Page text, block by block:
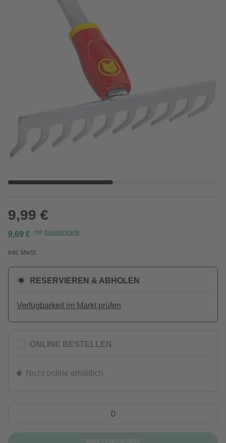
9,99 €
9,69 € mit Kundenkarte
Inkl. MwSt.
RESERVIEREN & ABHOLEN
Verfügbarkeit im Markt prüfen
ONLINE BESTELLEN
Nicht online erhältlich